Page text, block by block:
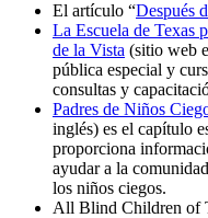
El artículo “Después
La Escuela de Texas
de la Vista (sitio web
pública especial y
consultas y
Padres de Niños
inglés) es el capítulo
proporciona
ayudar a la
los niños ciegos.
All Blind Children of